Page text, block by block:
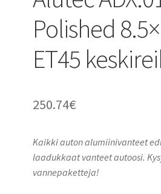
Polished
ET45
250.74€
Kaikki auton alumiinivanteet
laadukkaat vanteet autoosi.
vannepaketteja!